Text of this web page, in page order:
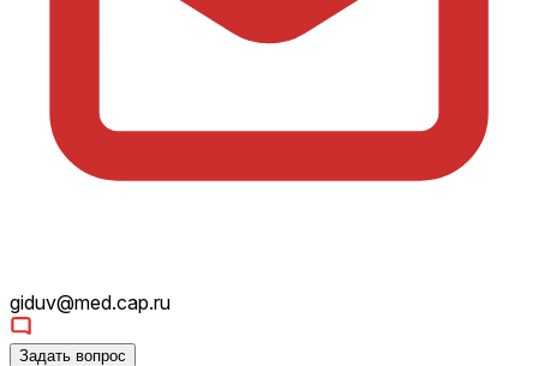
giduv@med.cap.ru
Задать вопрос